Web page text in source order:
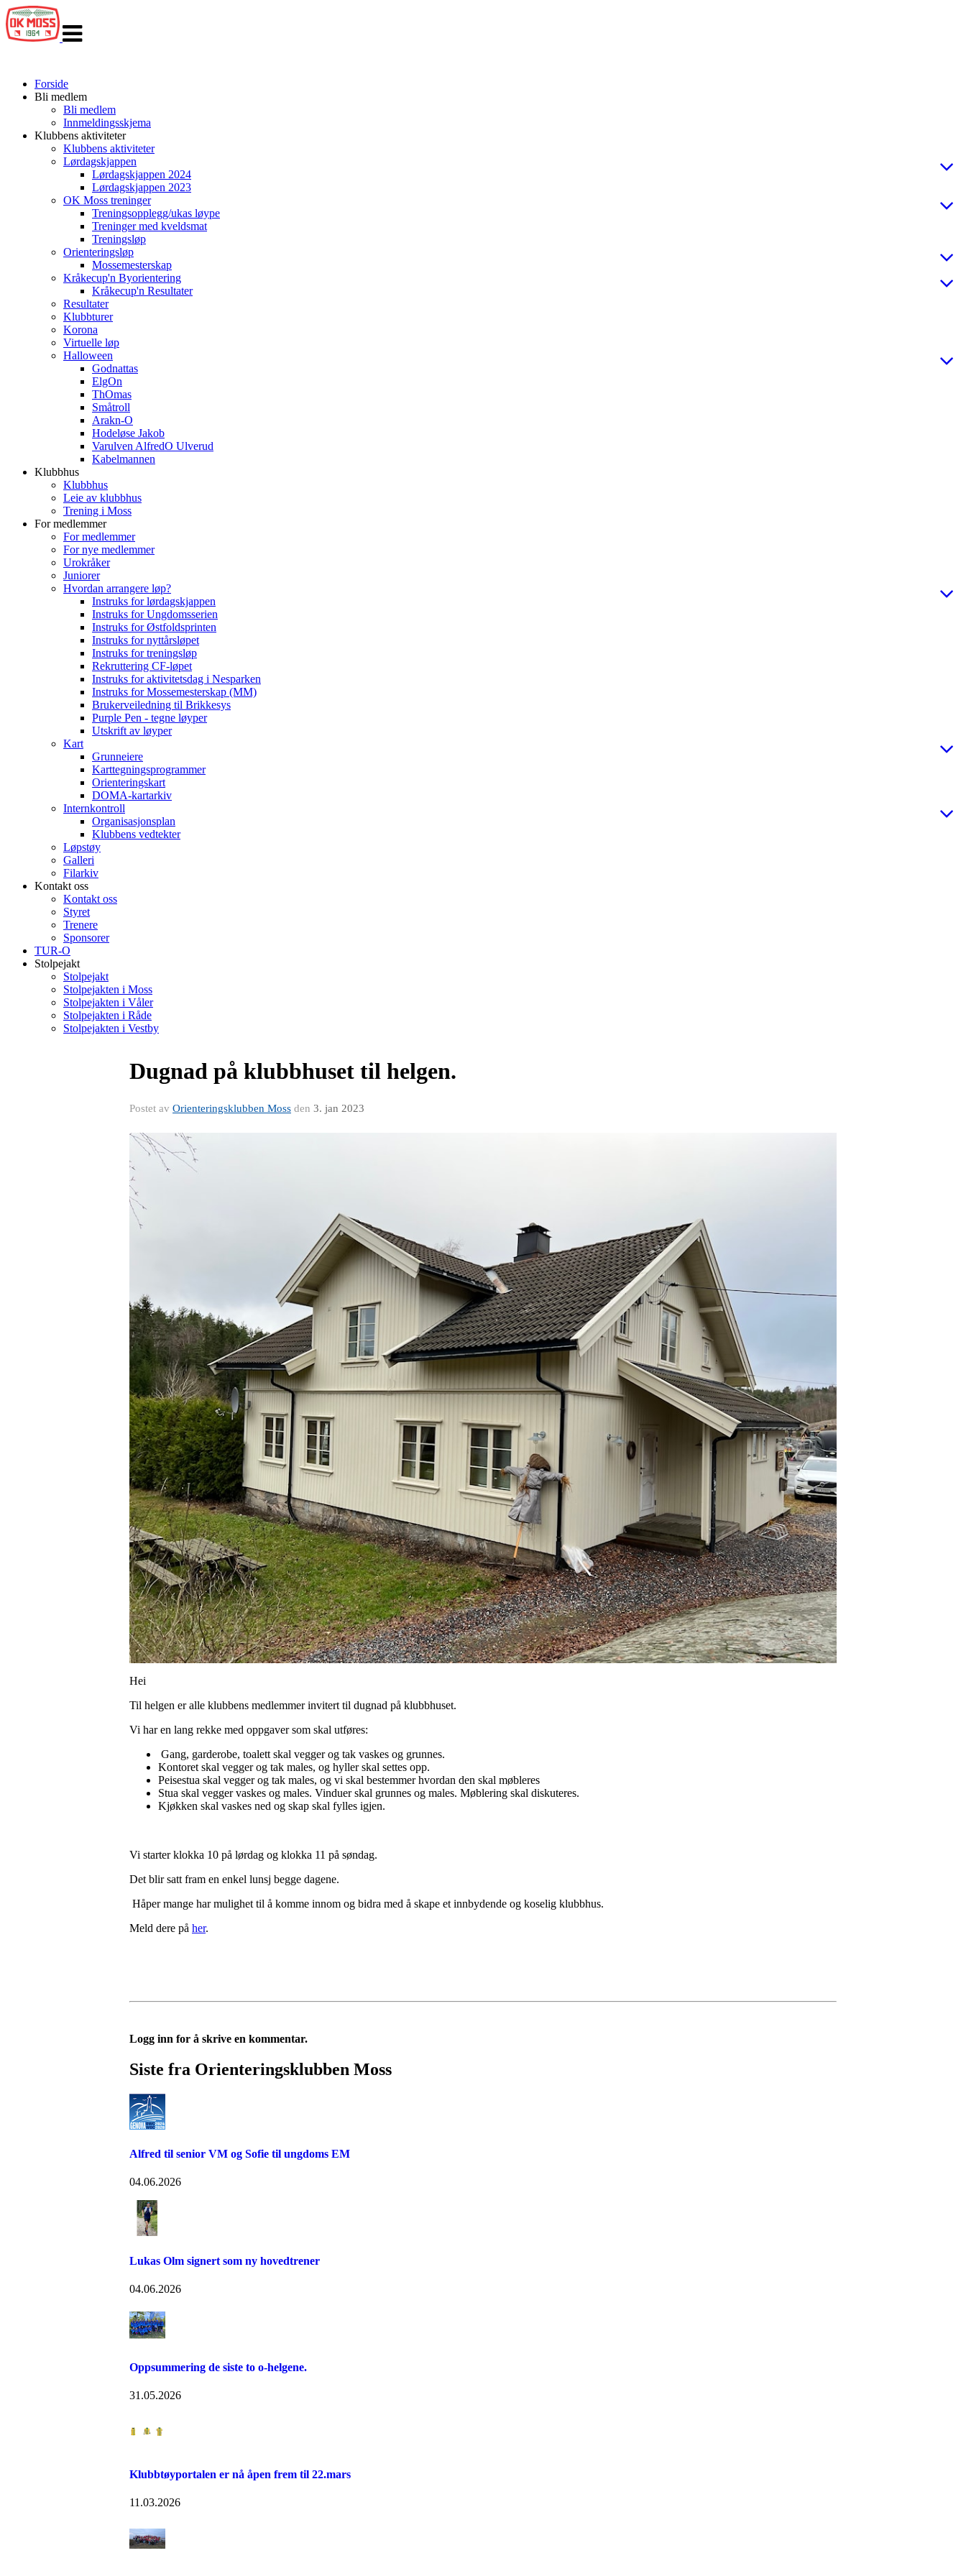
navigasjon
Forside
Bli medlem
Bli medlem
Innmeldingsskjema
Klubbens aktiviteter
Klubbens aktiviteter
Lørdagskjappen
Lørdagskjappen 2024
Lørdagskjappen 2023
OK Moss treninger
Treningsopplegg/ukas løype
Treninger med kveldsmat
Treningsløp
Orienteringsløp
Mossemesterskap
Kråkecup'n Byorientering
Kråkecup'n Resultater
Resultater
Klubbturer
Korona
Virtuelle løp
Halloween
Godnattas
ElgOn
ThOmas
Småtroll
Arakn-O
Hodeløse Jakob
Varulven AlfredO Ulverud
Kabelmannen
Klubbhus
Klubbhus
Leie av klubbhus
Trening i Moss
For medlemmer
For medlemmer
For nye medlemmer
Urokråker
Juniorer
Hvordan arrangere løp?
Instruks for lørdagskjappen
Instruks for Ungdomsserien
Instruks for Østfoldsprinten
Instruks for nyttårsløpet
Instruks for treningsløp
Rekruttering CF-løpet
Instruks for aktivitetsdag i Nesparken
Instruks for Mossemesterskap (MM)
Brukerveiledning til Brikkesys
Purple Pen - tegne løyper
Utskrift av løyper
Kart
Grunneiere
Karttegningsprogrammer
Orienteringskart
DOMA-kartarkiv
Internkontroll
Organisasjonsplan
Klubbens vedtekter
Løpstøy
Galleri
Filarkiv
Kontakt oss
Kontakt oss
Styret
Trenere
Sponsorer
TUR-O
Stolpejakt
Stolpejakt
Stolpejakten i Moss
Stolpejakten i Våler
Stolpejakten i Råde
Stolpejakten i Vestby
Dugnad på klubbhuset til helgen.
Postet av Orienteringsklubben Moss den 3. jan 2023
Hei
Til helgen er alle klubbens medlemmer invitert til dugnad på klubbhuset.
Vi har en lang rekke med oppgaver som skal utføres:
Gang, garderobe, toalett skal vegger og tak vaskes og grunnes.
Kontoret skal vegger og tak males, og hyller skal settes opp.
Peisestua skal vegger og tak males, og vi skal bestemmer hvordan den skal møbleres
Stua skal vegger vaskes og males. Vinduer skal grunnes og males. Møblering skal diskuteres.
Kjøkken skal vaskes ned og skap skal fylles igjen.
Vi starter klokka 10 på lørdag og klokka 11 på søndag.
Det blir satt fram en enkel lunsj begge dagene.
Håper mange har mulighet til å komme innom og bidra med å skape et innbydende og koselig klubbhus.
Meld dere på her.
Logg inn for å skrive en kommentar.
Siste fra Orienteringsklubben Moss
Alfred til senior VM og Sofie til ungdoms EM
04.06.2026
Lukas Olm signert som ny hovedtrener
04.06.2026
Oppsummering de siste to o-helgene.
31.05.2026
Klubbtøyportalen er nå åpen frem til 22.mars
11.03.2026